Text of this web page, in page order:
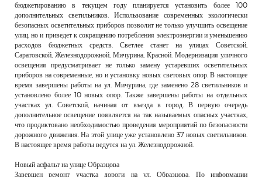
бюджетированию в текущем году планируется установить более 100
дополнительных светильников. Использование современных экологически
безопасных осветительных приборов позволит не только улучшить освещение
улиц, но и приведет к сокращению потребления электроэнергии и уменьшению
расходов бюджетных средств. Светлее станет на улицах Советской,
Саратовской, Железнодорожной, Мичурина, Красной. Модернизация уличного
освещения предусматривает не только замену устаревших осветительных
приборов на современные, но и установку новых световых опор. В настоящее
время завершены работы на ул. Мичурина, где заменено 28 светильников и
установлено более 10 новых опор. Также завершены работы на отдельных
участках ул. Советской, начиная от въезда в город. В первую очередь
дополнительное освещение появляется на так называемых опасных участках,
что продиктовано необходимостью проведения мероприятий по безопасности
дорожного движения. На этой улице уже установлено 37 новых светильников.
В настоящее время работы ведутся на ул. Железнодорожной.
Новый асфальт на улице Образцова
Завершен ремонт участка дороги на ул. Образцова. По информации